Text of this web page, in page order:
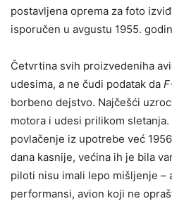
postavljena oprema za foto
isporučen u avgustu 1955.
Četvrtina svih proizvedeniha
udesima, a ne čudi podatak da
borbeno dejstvo. Najčešći
motora i udesi prilikom
povlačenje iz upotrebe već
dana kasnije, većina ih je bila
piloti nisu imali lepo mišljenje –
performansi, avion koji ne